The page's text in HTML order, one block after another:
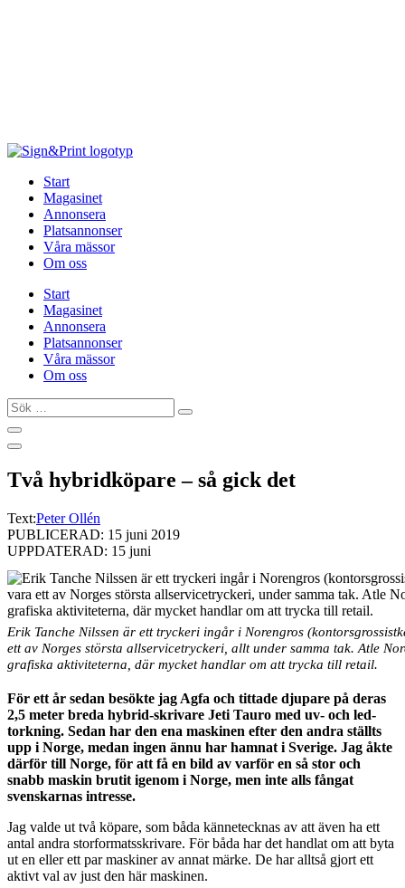
Start
Magasinet
Annonsera
Platsannonser
Våra mässor
Om oss
Start
Magasinet
Annonsera
Platsannonser
Våra mässor
Om oss
Sök
…
Två hybridköpare – så gick det
Text:Peter Ollén
PUBLICERAD: 15 juni 2019
UPPDATERAD: 15 juni
Erik Tanche Nilssen är ett tryckeri ingår i Norengros
ett av Norges största allservicetryckeri, allt under samma tak. Atle
grafiska aktiviteterna, där mycket handlar om att trycka till retail.
För ett år sedan besökte jag Agfa och tittade djupare på deras
2,5 meter breda hybrid-skrivare Jeti Tauro med uv- och led-
torkning. Sedan har den ena maskinen efter den andra ställts
upp i Norge, medan ingen ännu har hamnat i Sverige. Jag åkte
därför till Norge, för att få en bild av varför en så stor och
snabb maskin brutit igenom i Norge, men inte alls fångat
svenskarnas intresse.
Jag valde ut två köpare, som båda kännetecknas av att även ha ett
antal andra storformatsskrivare. För båda har det handlat om att byta
ut en eller ett par maskiner av annat märke. De har alltså gjort ett
aktivt val av just den här maskinen.